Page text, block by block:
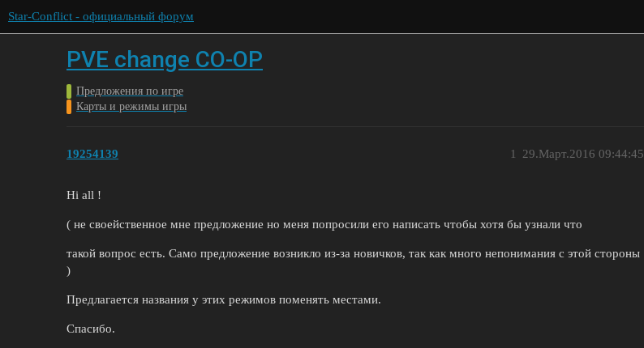
Star-Conflict - официальный форум
PVE change CO-OP
Предложения по игре
Карты и режимы игры
19254139 29.Март.2016 09:44:45
1
Hi all !
( не своейственное мне предложение но меня попросили его написать чтобы хотя бы узнали что
такой вопрос есть. Само предложение возникло из-за новичков, так как много непонимания с этой стороны
)
Предлагается названия у этих режимов поменять местами.
Спасибо.